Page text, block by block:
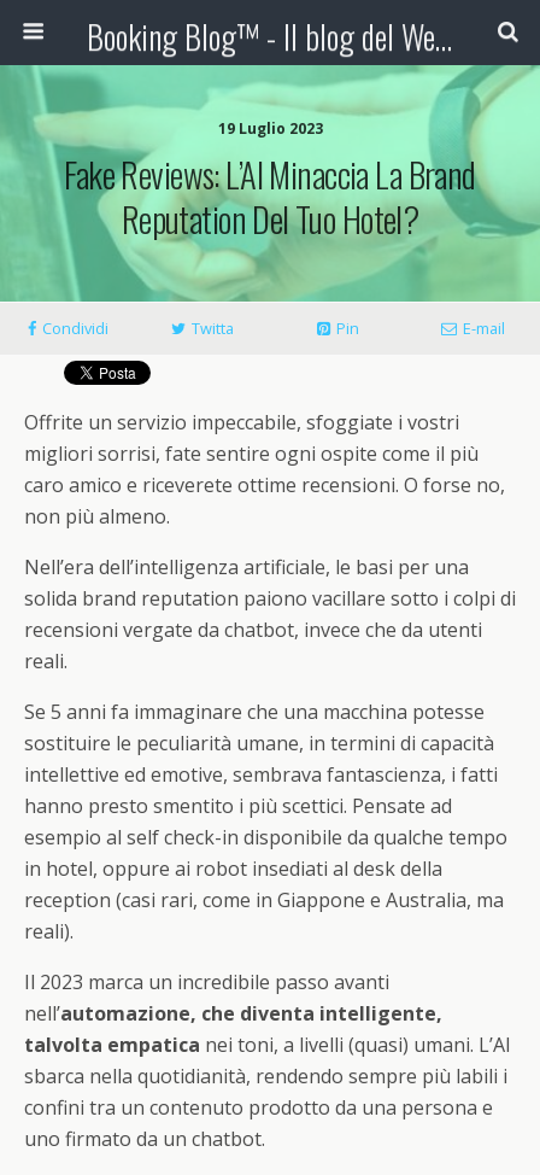
Booking Blog™ - Il blog del Web Marketing Turistico
19 Luglio 2023
Fake Reviews: L’AI Minaccia La Brand
Reputation Del Tuo Hotel?
Condividi Twitta Pin E-mail
Offrite un servizio impeccabile, sfoggiate i vostri
migliori sorrisi, fate sentire ogni ospite come il più
caro amico e riceverete ottime recensioni. O forse no,
non più almeno.
Nell’era dell’intelligenza artificiale, le basi per una
solida brand reputation paiono vacillare sotto i colpi di
recensioni vergate da chatbot, invece che da utenti
reali.
Se 5 anni fa immaginare che una macchina potesse
sostituire le peculiarità umane, in termini di capacità
intellettive ed emotive, sembrava fantascienza, i fatti
hanno presto smentito i più scettici. Pensate ad
esempio al self check-in disponibile da qualche tempo
in hotel, oppure ai robot insediati al desk della
reception (casi rari, come in Giappone e Australia, ma
reali).
Il 2023 marca un incredibile passo avanti
nell’automazione, che diventa intelligente,
talvolta empatica nei toni, a livelli (quasi) umani. L’AI
sbarca nella quotidianità, rendendo sempre più labili i
confini tra un contenuto prodotto da una persona e
uno firmato da un chatbot.